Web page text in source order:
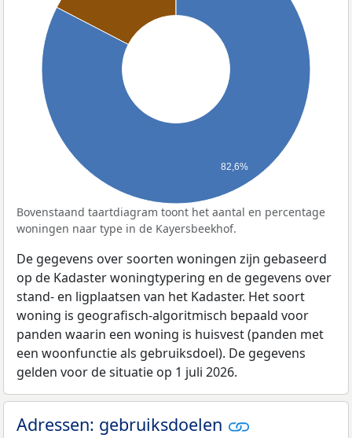
82,6%
Bovenstaand taartdiagram toont het aantal en percentage
woningen naar type in de Kayersbeekhof.
De gegevens over soorten woningen zijn gebaseerd
op de Kadaster woningtypering en de gegevens over
stand- en ligplaatsen van het Kadaster. Het soort
woning is geografisch-algoritmisch bepaald voor
panden waarin een woning is huisvest (panden met
een woonfunctie als gebruiksdoel). De gegevens
gelden voor de situatie op 1 juli 2026.
Adressen: gebruiksdoelen